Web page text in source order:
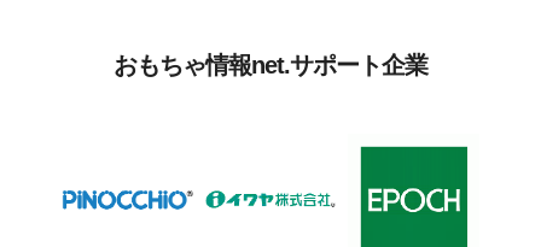
おもちゃ情報net.サポート企業